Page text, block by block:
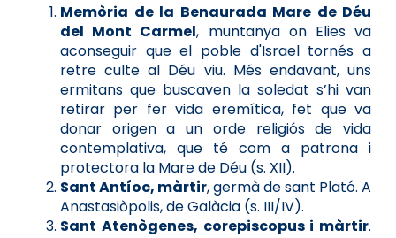
Memòria de la Benaurada Mare de Déu
del Mont Carmel, muntanya on Elies va
aconseguir que el poble d'Israel tornés a
retre culte al Déu viu. Més endavant, uns
ermitans que buscaven la soledat s’hi van
retirar per fer vida eremítica, fet que va
donar origen a un orde religiós de vida
contemplativa, que té com a patrona i
protectora la Mare de Déu (s. XII).
Sant Antíoc, màrtir, germà de sant Plató. A
Anastasiòpolis, de Galàcia (s. III/IV).
Sant Atenògenes, corepiscopus i màrtir.